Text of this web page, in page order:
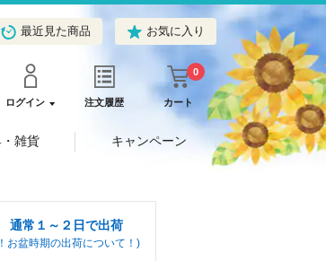
最近見た商品 お気に入り
ログイン 注文履歴 カート
0
雑貨 キャンペーン
通常１～２日で出荷
お盆時期の出荷について！)